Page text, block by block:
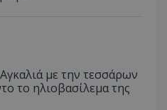
με την τεσσάρων
το ηλιοβασίλεμα της
ιστότοπου, όπως τη
χρησιμοποιηθεί σωστά
cookies.
Προμηθευτής /Πεδίο